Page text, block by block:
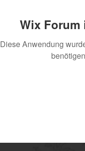
Wix
Diese Anwendung